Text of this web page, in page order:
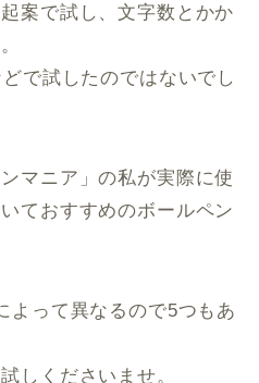
案で試し、文字数とかか
で試したのではないでし
マニア」の私が実際に使
ておすすめのボールペン
よって異なるので5つもあ
しくださいませ。